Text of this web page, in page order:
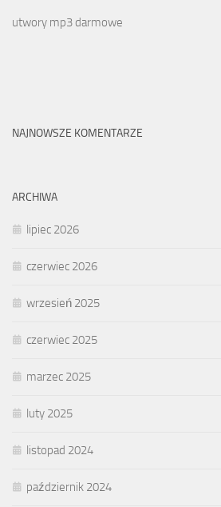
utwory mp3 darmowe
NAJNOWSZE KOMENTARZE
ARCHIWA
lipiec 2026
czerwiec 2026
wrzesień 2025
czerwiec 2025
marzec 2025
luty 2025
listopad 2024
październik 2024